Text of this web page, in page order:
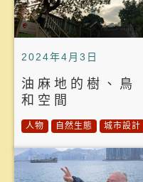
2024年4月3日
油麻地的樹、鳥
和空間
人物 自然生態 城市設計